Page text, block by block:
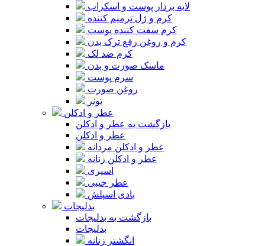
لایه بردار پوست و اسکراب
کرم و ژل ترمیم کننده
کرم سفت کننده پوست
کرم و روغن رفع ترک بدن
کرم ضد لک
ماسک صورت و بدن
سرم پوست
روغن صورت
تونر
عطر و ادکلن
بازگشت به عطر و ادکلن
عطر و ادکلن
عطر و ادکلن مردانه
عطر و ادکلن زنانه
اسپری
عطر جیبی
بادی اسپلش
بدلیجات
بازگشت به بدلیجات
بدلیجات
انگشتر زنانه